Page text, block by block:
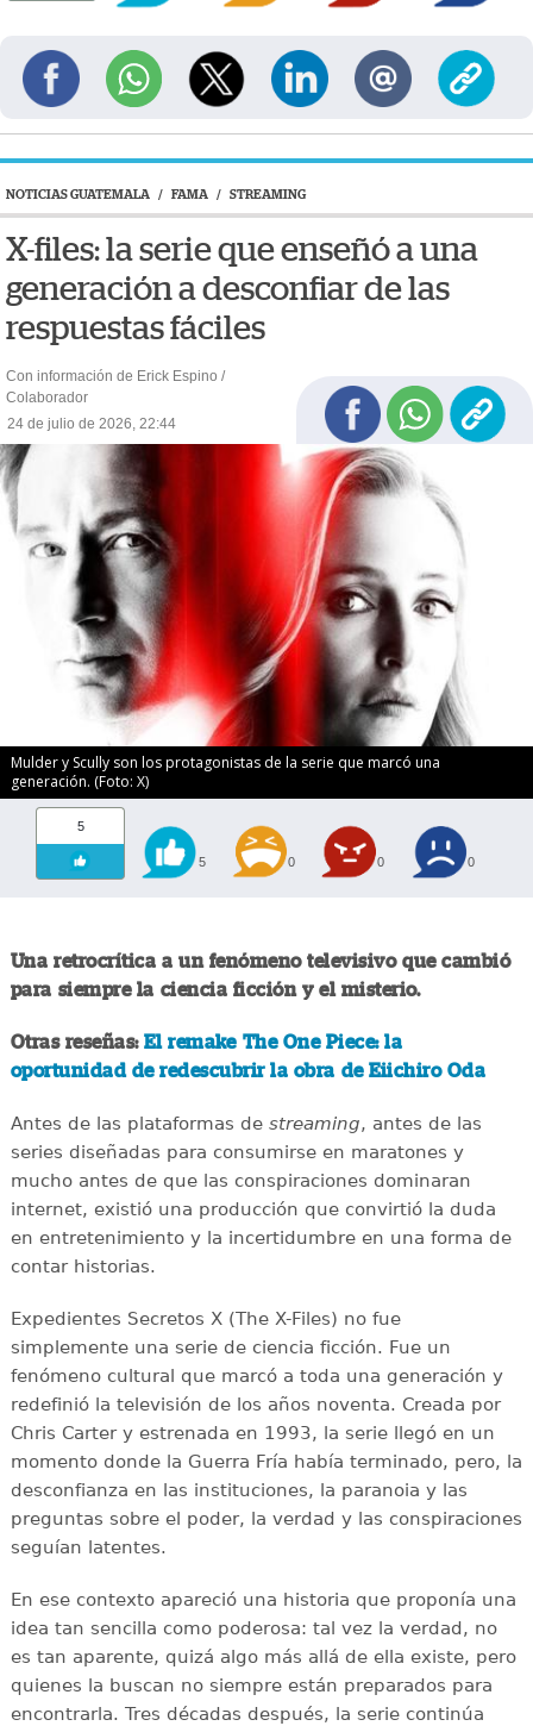
NOTICIAS GUATEMALA / FAMA / STREAMING
X-files: la serie que enseñó a una
generación a desconfiar de las
respuestas fáciles
Con información de Erick Espino /
Colaborador
24 de julio de 2026, 22:44
Mulder y Scully son los protagonistas de la serie que marcó una
generación. (Foto: X)
5
5 0 0 0
Una retrocrítica a un fenómeno televisivo que cambió
para siempre la ciencia ficción y el misterio.
Otras reseñas:El remake The One Piece: la
oportunidad de redescubrir la obra de Eiichiro Oda
Antes de las plataformas de streaming, antes de las
series diseñadas para consumirse en maratones y
mucho antes de que las conspiraciones dominaran
internet, existió una producción que convirtió la duda
en entretenimiento y la incertidumbre en una forma de
contar historias.
Expedientes Secretos X (The X-Files) no fue
simplemente una serie de ciencia ficción. Fue un
fenómeno cultural que marcó a toda una generación y
redefinió la televisión de los años noventa. Creada por
Chris Carter y estrenada en 1993, la serie llegó en un
momento donde la Guerra Fría había terminado, pero, la
desconfianza en las instituciones, la paranoia y las
preguntas sobre el poder, la verdad y las conspiraciones
seguían latentes.
En ese contexto apareció una historia que proponía una
idea tan sencilla como poderosa: tal vez la verdad, no
es tan aparente, quizá algo más allá de ella existe, pero
quienes la buscan no siempre están preparados para
encontrarla. Tres décadas después, la serie continúa